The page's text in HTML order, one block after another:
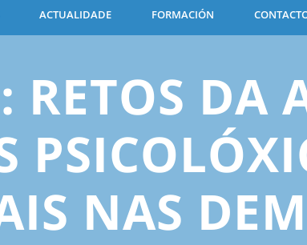
ACTUALIDADE FORMACIÓN
RETOS DA
NAS